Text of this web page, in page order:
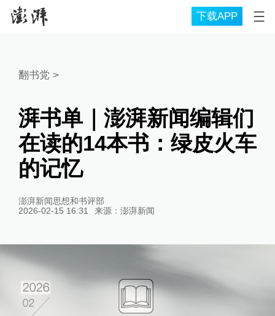
下载APP
翻书党 >
湃书单｜澎湃新闻编辑们
在读的14本书：绿皮火车
的记忆
澎湃新闻思想和书评部
2026-02-15 16:31
来源： 澎湃新闻